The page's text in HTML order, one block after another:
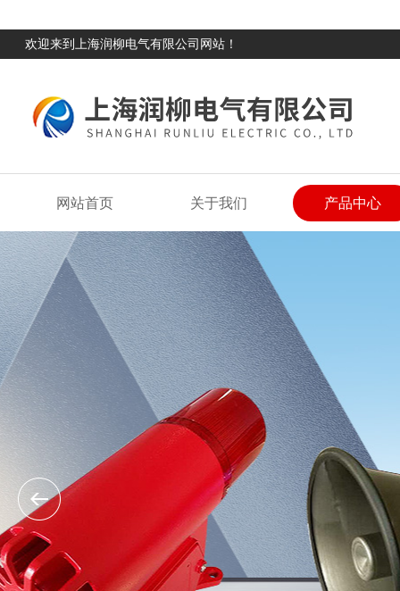
欢迎来到上海润柳电气有限公司网站！
网站首页 关于我们 产品中心